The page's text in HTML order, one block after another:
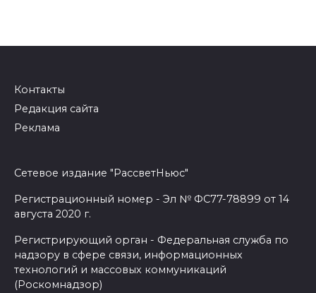
Контакты
Редакция сайта
Реклама
Сетевое издание "РассветНьюс"
Регистрационный номер - Эл № ФС77-78899 от 14
августа 2020 г.
Регистрирующий орган - Федеральная служба по
надзору в сфере связи, информационных
технологий и массовых коммуникаций
(Роскомнадзор)